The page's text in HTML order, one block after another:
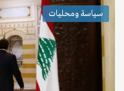
سياسة ومحليات